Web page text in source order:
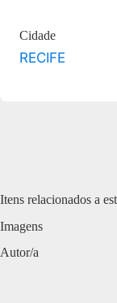
Cidade
RECIFE
Itens relacionados a
Imagens
Autor/a